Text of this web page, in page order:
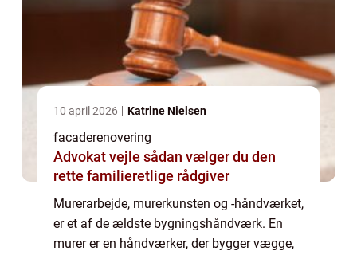
10 april 2026 Katrine Nielsen
facaderenovering
Advokat vejle sådan vælger du den
rette familieretlige rådgiver
Murerarbejde, murerkunsten og -håndværket,
er et af de ældste bygningshåndværk. En
murer er en håndværker, der bygger vægge,